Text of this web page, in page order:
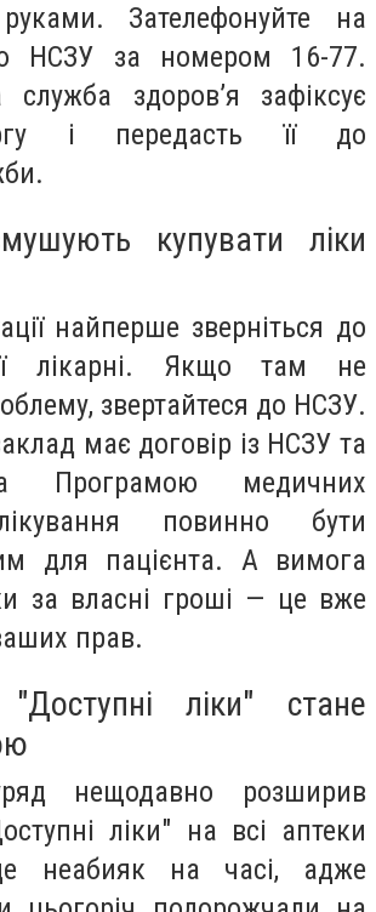
Зателефонуйте на
НСЗУ за номером 16-77.
служба здоров’я зафіксує
і передасть її до
купувати ліки
найперше зверніться до
лікарні. Якщо там не
звертайтеся до НСЗУ.
має договір із НСЗУ та
Програмою медичних
повинно бути
для пацієнта. А вимога
за власні гроші — це вже
прав.
ліки" стане
нещодавно розширив
ліки" на всі аптеки
неабияк на часі, адже